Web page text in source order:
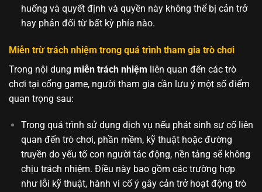
huống và quyết định và quyền này không thể bị cản trở
hay phản đối từ bất kỳ phía nào.
Miễn trừ trách nhiệm trong quá trình tham gia trò chơi
Trong nội dung miễn trách nhiệm liên quan đến các trò
chơi tại cổng game, người tham gia cần lưu ý một số điểm
quan trọng sau:
Trong quá trình sử dụng dịch vụ nếu phát sinh sự cố liên
quan đến trò chơi, phần mềm, kỹ thuật hoặc đường
truyền do yếu tố con người tác động, nền tảng sẽ không
chịu trách nhiệm. Điều này bao gồm các trường hợp
như lỗi kỹ thuật, hành vi cố ý gây cản trở hoạt động trò